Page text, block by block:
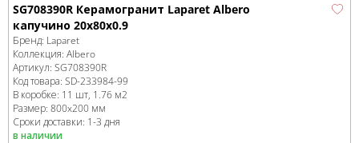
SG708390R Керамогранит Laparet Albero
капучино 20x80x0.9
Бренд: Laparet
Коллекция: Albero
Артикул: SG708390R
Код товара: SD-233984-99
В коробке: 11 шт, 1.76 м2
Размер: 800x200 мм
Сроки доставки: 1-3 дня
в наличии